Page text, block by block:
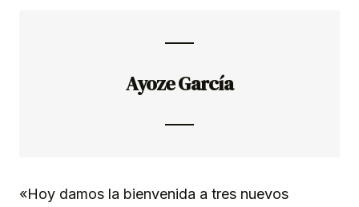
Ayoze García
«Hoy damos la bienvenida a tres nuevos